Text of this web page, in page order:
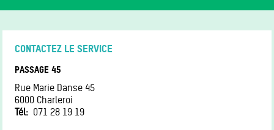
CONTACTEZ LE SERVICE
PASSAGE 45
Rue Marie Danse 45
6000 Charleroi
Tél
071 28 19 19